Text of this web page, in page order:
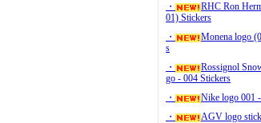
・
RHC Ron
01) Stickers
・
Monena logo
s
・
Rossignol
go - 004 Stickers
・
Nike logo 001
・
AGV logo